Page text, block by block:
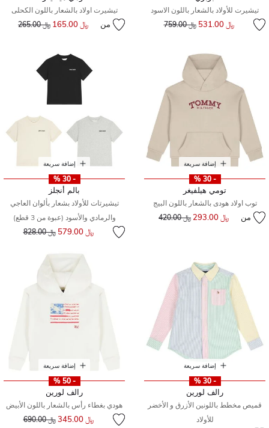
تيشيرت للأولاد بالشعار باللون الاسود
﷼ 531.00 سعر مخفض من﷼ 759.00
تيشيرت اولاد بالشعار باللون الكحلى
من ﷼ 165.00 سعر مخفض من
﷼ 265.00 إلى
إضافة سريعة
- 30 %
تومي هيلفيغر
توب اولاد هودى بالشعار باللون البيج
من ﷼ 293.00 سعر مخفض من﷼ 420.00
إضافة سريعة
- 30 %
بالم أنجلز
تيشيرتات للأولاد بشعار بألوان العاجي
والرمادي والأسود (عبوة من 3 قطع)
﷼ 579.00 سعر مخفض من
﷼ 828.00 إلى
إضافة سريعة
- 30 %
رالف لورين
قميص مخطط باللونين الأزرق و الأخضر
للأولاد
إضافة سريعة
- 50 %
رالف لورين
هودي بغطاء رأس بالشعار باللون الأبيض
﷼ 345.00 سعر مخفض من
﷼ 690.00 إلى